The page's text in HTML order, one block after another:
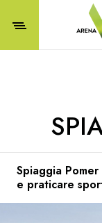
Spiaggia
e praticare